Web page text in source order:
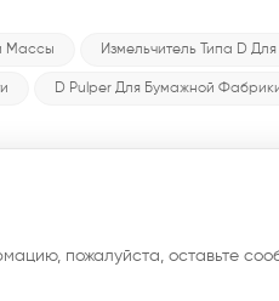
Массы Измельчитель Типа D
D Pulper Для Бумажной
пожалуйста, оставьте